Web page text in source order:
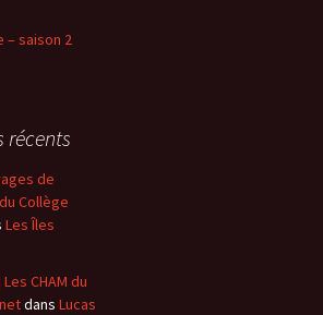
– saison 2
récents
de
Collège
Les Îles
CHAM du
dans Lucas